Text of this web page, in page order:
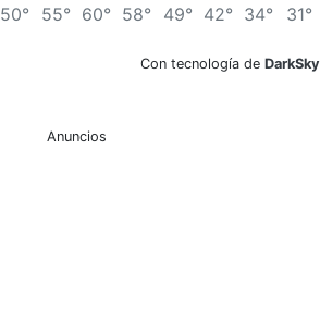
50°
55° 60° 58°
49° 42° 34°
31°
Con tecnología de DarkSky
Anuncios